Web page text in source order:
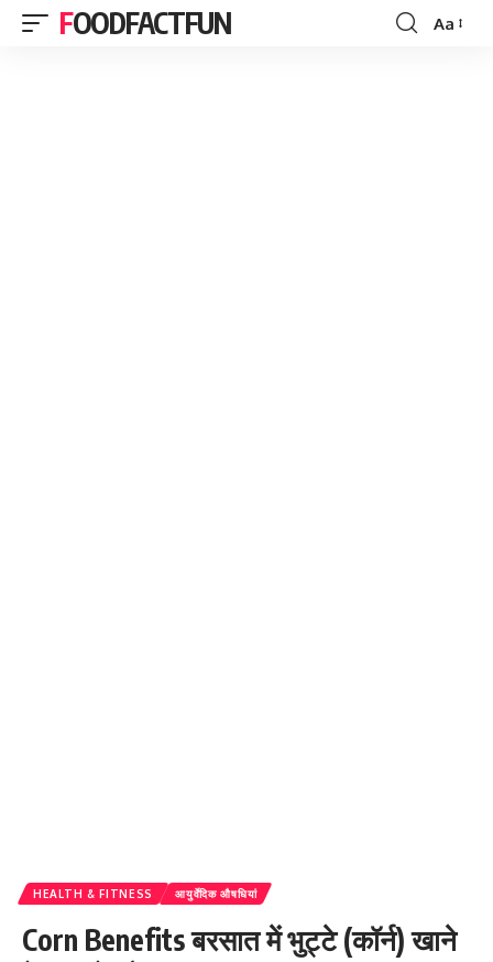
FOODFACTFUN
Font
Aa
HEALTH & FITNESS आयुर्वेदिक औषधियां
Corn Benefits बरसात में भुट्टे (कॉर्न) खाने